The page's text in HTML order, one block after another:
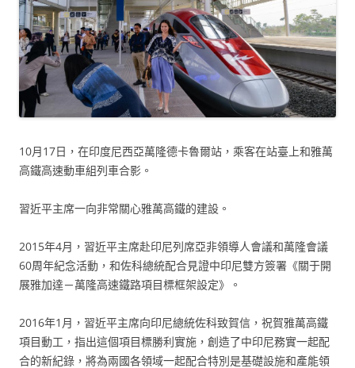
10月17日，在印度尼西亞萬隆德卡魯爾站，乘客在站臺上和雅萬
高鐵高速動車組列車合影。
習近平主席一向非常關心雅萬高鐵的建設。
2015年4月，習近平主席赴印尼列席亞非領導人會議和萬隆會議
60周年紀念活動，和佐科總統配合見證中印尼雙方簽署《關于開
展雅加達－萬隆高速鐵路項目標框架設定》。
2016年1月，習近平主席向印尼總統佐科致賀信，祝賀雅萬高鐵
項目動工，指出這個項目標勝利實施，創造了中印尼務實一起配
合的新紀錄，將為兩國各領域一起配合特別是基礎設施和產能領